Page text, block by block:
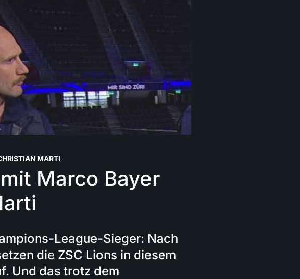
MARTI
Marco Bayer
League-Sieger: Nach
die ZSC Lions in diesem
Und das trotz dem